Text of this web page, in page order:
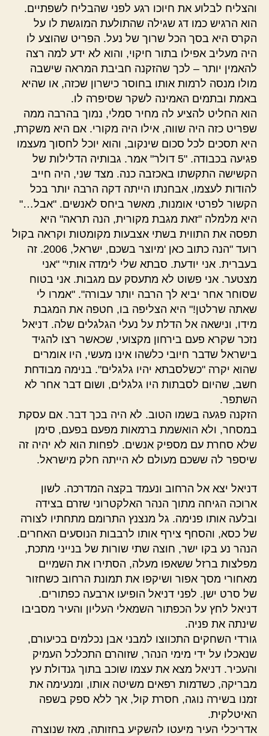
והצליח לבלוע את חיוכו רגע לפני שהבליח לשפתיים.
הוא הרגיש כמו דג שגילה שהתולעת המוגשת לו על
הקרס היא בסך הכל שרוך של נעל. הפריט שהוצע לו
היה מעליב אפילו בתור חיקוי, והוא לא ידע למה רצה
להאמין יותר – לכך שהזקנה חביבת המראה שישבה
מולו מנסה לרמות אותו בחוסר כישרון שכזה, או שהיא
באמת ובתמים האמינה לשקר שסיפרה לו.
הוא החליט להציע לה מחיר סמלי, נמוך בהרבה ממה
שפריט כזה היה שווה, אילו היה מקורי. אם היא משקרת,
היא תסכים לכל סכום שינקוב, והוא יוכל לחסוך מעצמו
פגיעה בכבודה. "5 דולר" אמר. גבותיה הדלילות של
הקשישה התקשתו באכזבה כנה. מצד שני, היה חייב
להודות לעצמו, אבחנתו הייתה דקה הרבה יותר בכל
הקשור לפרטי אומנות, מאשר ביחס לאנשים. "אבל…"
היא מלמלה "זאת מגבת מקורית, הנה תראה" היא
תפסה את התווית בשתי אצבעות מקומטות וקראה בקול
רועד "הנה כתוב כאן 'מיוצר בשכם, ישראל, 2006. זה
בעברית. אני יודעת. סבתא שלי לימדה אותי" "אני
מצטער. אני פשוט לא מתעסק עם מגבות. אני בטוח
שסוחר אחר יביא לך הרבה יותר עבורה". "אמרו לי
שאתה שרלטן!" היא הצליפה בו, חטפה את המגבת
מידו, ונישאה אל הדלת על נעלי הגלגלים שלה. דניאל
נזכר שקרא פעם בירחון מקצועי, שכאשר רצו להגיד
בישראל שדבר חיובי כלשהו אינו מעשי, היו אומרים
שהוא יקרה "כשלסבתא יהיו גלגלים". בנימה מבודחת
חשב, שהיום לסבתות היו גלגלים, ושום דבר אחר לא
השתפר.
הזקנה פגעה בשמו הטוב. לא היה בכך דבר. אם עסקת
במסחר, ולא הואשמת ברמאות מפעם בפעם, סימן
שלא סחרת עם מספיק אנשים. לפחות הוא לא יהיה זה
שיספר לה ששכם מעולם לא הייתה חלק מישראל.
דניאל יצא אל הרחוב ונעמד בקצה המדרכה. לשון
ארוכה הגיחה מתוך הנהר האלקטרוני שזרם בצידה
ובלעה אותו פנימה. גל מנצנץ התרומם מתחתיו לצורה
של כסא, והסחף צירף אותו לרבבות הנוסעים האחרים.
הנהר נע בקו ישר, חוצה שתי שורות של בנייני מתכת,
מפלצות ברזל ששאפו מעלה, הסתירו את השמיים
מאחורי מסך אפור ושיקפו את תמונת הרחוב כשחזור
של סרט ישן. לפני דניאל הופיעו ארבעה כפתורים.
דניאל לחץ על הכפתור השמאלי העליון והעיר מסביבו
שינתה את פניה.
גורדי השחקים התכווצו למבני אבן נכלמים בכיעורם,
שנאכלו על ידי מימי הנהר, שזוהרם התכלכל העמיק
והעכיר. דניאל מצא את עצמו שוכב בתוך גנדולת עץ
מבריקה, כשדמות רפאים משיטה אותו, ומנעימה את
זמנו בשירה נוגה, חסרת קול, אך ללא ספק בשפה
האיטלקית.
אדריכלי העיר מיעטו להשקיע בחזותה, מאז שנוצרה